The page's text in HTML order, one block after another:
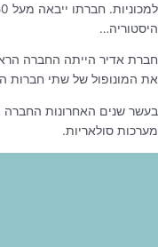
היסטוריה…
חברת אדיר הייתה החברה
את המונופול של שתי חברות
בעשר שנים האחרונות החברה
מערכות סולאריות.